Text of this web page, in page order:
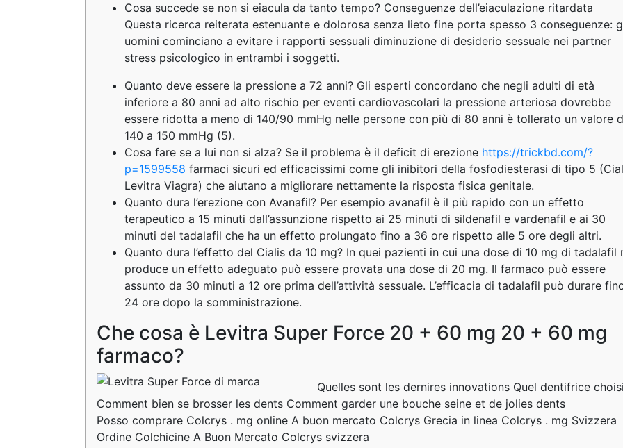
Cosa succede se non si eiacula da tanto tempo? Conseguenze dell’eiaculazione ritardata
Questa ricerca reiterata estenuante e dolorosa senza lieto fine porta spesso 3 conseguenze:
uomini cominciano a evitare i rapporti sessuali diminuzione di desiderio sessuale nei partner
stress psicologico in entrambi i soggetti.
Quanto deve essere la pressione a 72 anni? Gli esperti concordano che negli adulti di età
inferiore a 80 anni ad alto rischio per eventi cardiovascolari la pressione arteriosa dovrebbe
essere ridotta a meno di 140/90 mmHg nelle persone con più di 80 anni è tollerato un valore
140 a 150 mmHg (5).
Cosa fare se a lui non si alza? Se il problema è il deficit di erezione https://trickbd.com/?
p=1599558 farmaci sicuri ed efficacissimi come gli inibitori della fosfodiesterasi di tipo 5
Levitra Viagra) che aiutano a migliorare nettamente la risposta fisica genitale.
Quanto dura l’erezione con Avanafil? Per esempio avanafil è il più rapido con un effetto
terapeutico a 15 minuti dall’assunzione rispetto ai 25 minuti di sildenafil e vardenafil e ai 30
minuti del tadalafil che ha un effetto prolungato fino a 36 ore rispetto alle 5 ore degli altri.
Quanto dura l’effetto del Cialis da 10 mg? In quei pazienti in cui una dose di 10 mg di tadalafil
produce un effetto adeguato può essere provata una dose di 20 mg. Il farmaco può essere
assunto da 30 minuti a 12 ore prima dell’attività sessuale. L’efficacia di tadalafil può durare
24 ore dopo la somministrazione.
Che cosa è Levitra Super Force 20 + 60 mg 20 + 60 mg
farmaco?
Quelles sont les dernires innovations Quel dentifrice
Comment bien se brosser les dents Comment garder une bouche seine et de jolies dents
Posso comprare Colcrys . mg online A buon mercato Colcrys Grecia in linea Colcrys . mg Svizzera
Ordine Colchicine A Buon Mercato Colcrys svizzera